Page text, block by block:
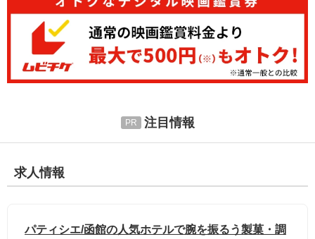
注目情報
求人情報
パティシエ/函館の人気ホテルで腕を振るう製菓・調